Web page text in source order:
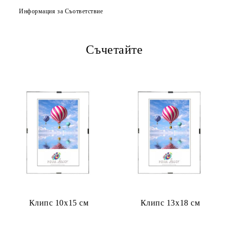
Ние ще се свържем с вас в рамките на работния ден.
Информация за Съответствие
Съчетайте
Клипс 10x15 см Клипс 13x18 см